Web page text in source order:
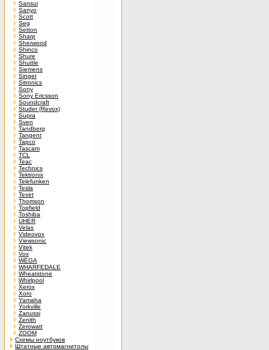
Sansui
Sanyo
Scott
Seg
Setton
Sharp
Sherwood
Shinco
Shure
Shuttle
Siemens
Singer
Sitronics
Sony
Sony Ericsson
Soundcraft
Studer (Revox)
Supra
Sven
Tandberg
Tangent
Tapco
Tascam
TCL
Teac
Technics
Tektronix
Telefunken
Tesla
Texet
Thomson
Topfield
Toshiba
UHER
Velas
Videovox
Viewsonic
Vitek
Vox
WEGA
WHARFEDALE
Wheatstone
Whirlpool
Xerox
Xoro
Yamaha
Yorkville
Zanussi
Zenith
Zerowatt
ZOOM
Схемы ноутбуков
Штатные автомагнитолы